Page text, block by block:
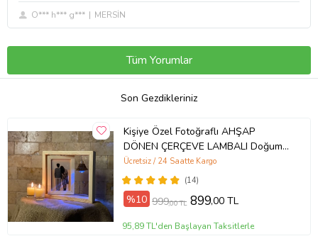
O*** h*** g*** MERSİN
Tüm Yorumlar
Son Gezdikleriniz
Kişiye Özel Fotoğraflı AHŞAP
DÖNEN ÇERÇEVE LAMBALI Doğum
Günü Hediyesi (Ceviz Rengi)
(14)
Ücretsiz / 24 Saatte Kargo
%10 999,00 TL 899,00 TL
95,89 TL'den Başlayan Taksitlerle